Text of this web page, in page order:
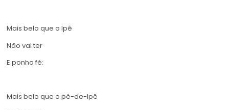
Mais belo que o Ipê
Não vai ter
E ponho fé:
Mais belo que o pé-de-Ipê